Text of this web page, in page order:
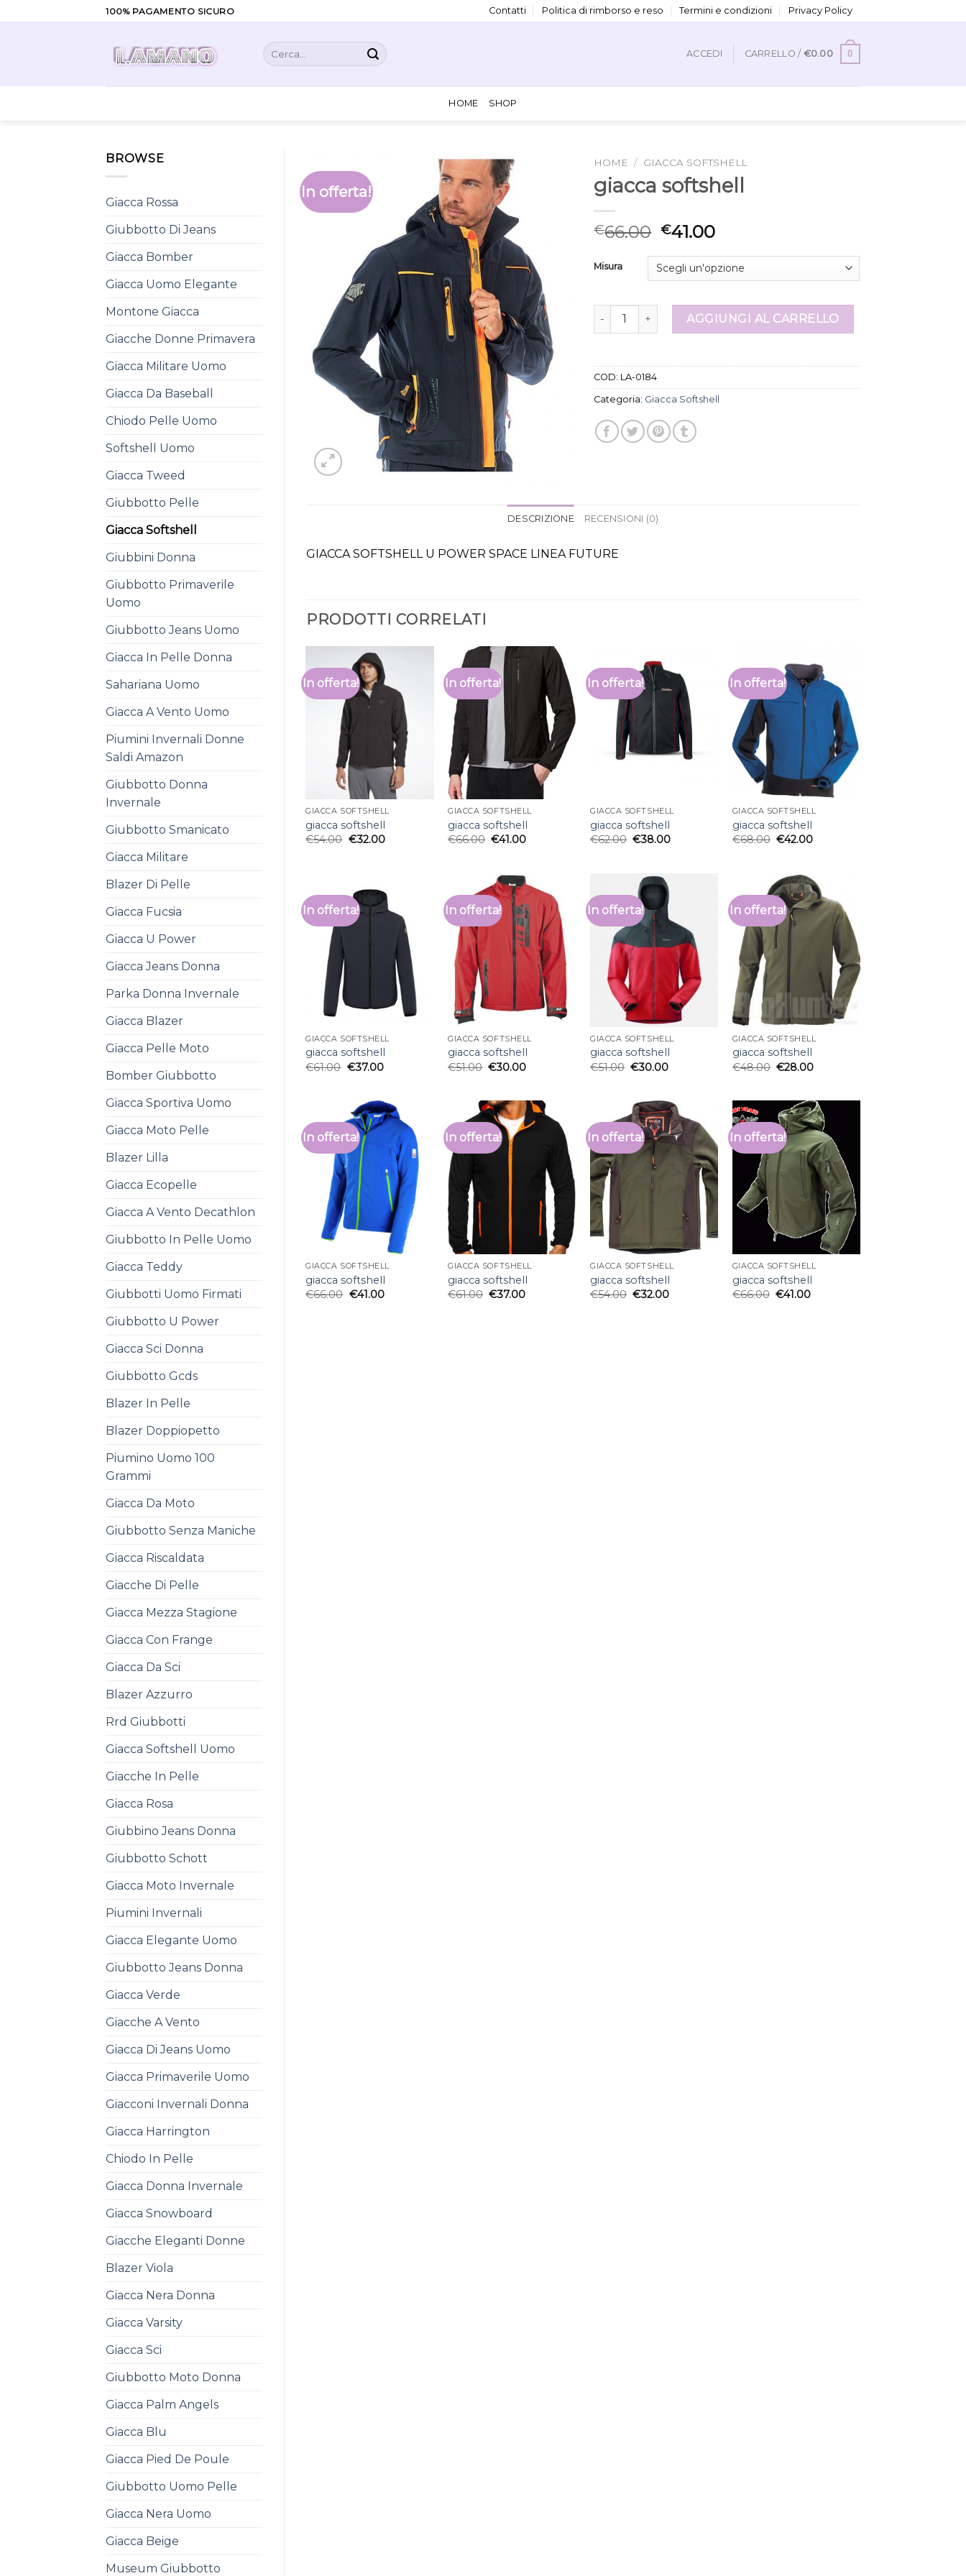
100% PAGAMENTO SICURO Contatti Politica di rimborso e reso Termini e condizioni Privacy Policy
Cerca:
ACCEDI CARRELLO / €0.00 0
HOME SHOP
BROWSE
Giacca Rossa
Giubbotto Di Jeans
Giacca Bomber
Giacca Uomo Elegante
Montone Giacca
Giacche Donne Primavera
Giacca Militare Uomo
Giacca Da Baseball
Chiodo Pelle Uomo
Softshell Uomo
Giacca Tweed
Giubbotto Pelle
Giacca Softshell
Giubbini Donna
Giubbotto Primaverile
Uomo
Giubbotto Jeans Uomo
Giacca In Pelle Donna
Sahariana Uomo
Giacca A Vento Uomo
Piumini Invernali Donne
Saldi Amazon
Giubbotto Donna
Invernale
Giubbotto Smanicato
Giacca Militare
Blazer Di Pelle
Giacca Fucsia
Giacca U Power
Giacca Jeans Donna
Parka Donna Invernale
Giacca Blazer
Giacca Pelle Moto
Bomber Giubbotto
Giacca Sportiva Uomo
Giacca Moto Pelle
Blazer Lilla
Giacca Ecopelle
Giacca A Vento Decathlon
Giubbotto In Pelle Uomo
Giacca Teddy
Giubbotti Uomo Firmati
Giubbotto U Power
Giacca Sci Donna
Giubbotto Gcds
Blazer In Pelle
Blazer Doppiopetto
Piumino Uomo 100
Grammi
Giacca Da Moto
Giubbotto Senza Maniche
Giacca Riscaldata
Giacche Di Pelle
Giacca Mezza Stagione
Giacca Con Frange
Giacca Da Sci
Blazer Azzurro
Rrd Giubbotti
Giacca Softshell Uomo
Giacche In Pelle
Giacca Rosa
Giubbino Jeans Donna
Giubbotto Schott
Giacca Moto Invernale
Piumini Invernali
Giacca Elegante Uomo
Giubbotto Jeans Donna
Giacca Verde
Giacche A Vento
Giacca Di Jeans Uomo
Giacca Primaverile Uomo
Giacconi Invernali Donna
Giacca Harrington
Chiodo In Pelle
Giacca Donna Invernale
Giacca Snowboard
Giacche Eleganti Donne
Blazer Viola
Giacca Nera Donna
Giacca Varsity
Giacca Sci
Giubbotto Moto Donna
Giacca Palm Angels
Giacca Blu
Giacca Pied De Poule
Giubbotto Uomo Pelle
Giacca Nera Uomo
Giacca Beige
Museum Giubbotto
In offerta!
HOME / GIACCA SOFTSHELL
giacca softshell
€66.00 €41.00
Misura
giacca softshell quantitàAGGIUNGI AL CARRELLO
COD: LA-0184
Categoria: Giacca Softshell
DESCRIZIONE RECENSIONI (0)
GIACCA SOFTSHELL U POWER SPACE LINEA FUTURE
PRODOTTI CORRELATI
In offerta!
GIACCA SOFTSHELL
giacca softshell
€54.00 €32.00
In offerta!
GIACCA SOFTSHELL
giacca softshell
€66.00 €41.00
In offerta!
GIACCA SOFTSHELL
giacca softshell
€62.00 €38.00
In offerta!
GIACCA SOFTSHELL
giacca softshell
€68.00 €42.00
In offerta!
GIACCA SOFTSHELL
giacca softshell
€61.00 €37.00
In offerta!
GIACCA SOFTSHELL
giacca softshell
€51.00 €30.00
In offerta!
GIACCA SOFTSHELL
giacca softshell
€51.00 €30.00
In offerta!
GIACCA SOFTSHELL
giacca softshell
€48.00 €28.00
In offerta!
GIACCA SOFTSHELL
giacca softshell
€66.00 €41.00
In offerta!
GIACCA SOFTSHELL
giacca softshell
€61.00 €37.00
In offerta!
GIACCA SOFTSHELL
giacca softshell
€54.00 €32.00
In offerta!
GIACCA SOFTSHELL
giacca softshell
€66.00 €41.00